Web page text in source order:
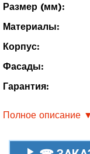
Размер (мм):
Материалы:
Корпус:
Фасады:
Гарантия:
Полное описание